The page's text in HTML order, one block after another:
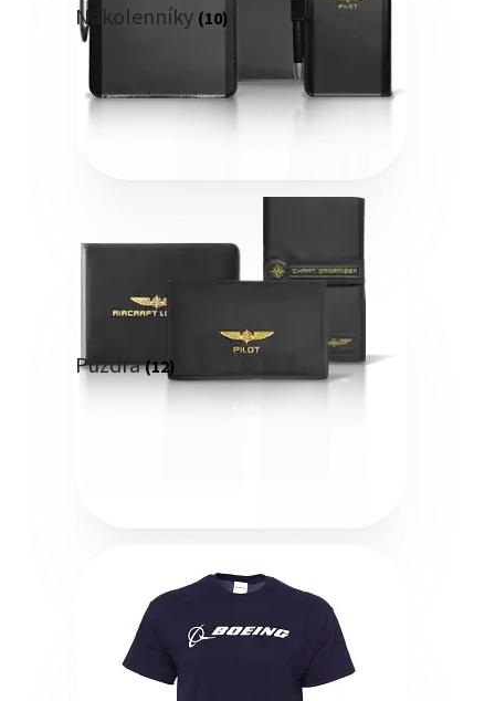
Nákolenníky (10)
Púzdra(12)